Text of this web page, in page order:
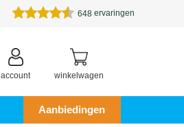
648 ervaringen
account winkelwagen
Aanbiedingen